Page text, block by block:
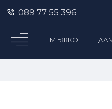
089 77 55 396
МЪЖКО